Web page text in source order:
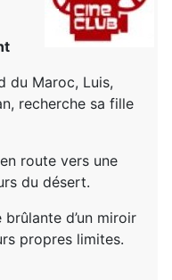
du Maroc, Luis,
recherche sa fille
route vers une
du désert.
brûlante d’un miroir
propres limites.